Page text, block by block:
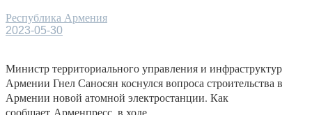
Республика Армения
2023-05-30
Министр территориального управления и инфраструктур
Армении Гнел Саносян коснулся вопроса строительства в
Армении новой атомной электростанции. Как
сообщает Арменпресс, в ходе...